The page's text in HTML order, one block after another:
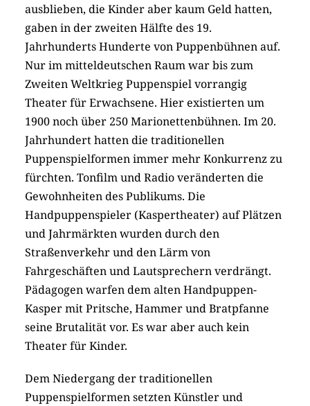
ausblieben, die Kinder aber kaum Geld hatten,
gaben in der zweiten Hälfte des 19.
Jahrhunderts Hunderte von Puppenbühnen auf.
Nur im mitteldeutschen Raum war bis zum
Zweiten Weltkrieg Puppenspiel vorrangig
Theater für Erwachsene. Hier existierten um
1900 noch über 250 Marionettenbühnen. Im 20.
Jahrhundert hatten die traditionellen
Puppenspielformen immer mehr Konkurrenz zu
fürchten. Tonfilm und Radio veränderten die
Gewohnheiten des Publikums. Die
Handpuppenspieler (Kaspertheater) auf Plätzen
und Jahrmärkten wurden durch den
Straßenverkehr und den Lärm von
Fahrgeschäften und Lautsprechern verdrängt.
Pädagogen warfen dem alten Handpuppen-
Kasper mit Pritsche, Hammer und Bratpfanne
seine Brutalität vor. Es war aber auch kein
Theater für Kinder.
Dem Niedergang der traditionellen
Puppenspielformen setzten Künstler und